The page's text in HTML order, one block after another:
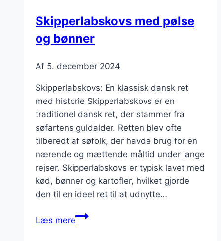
Skipperlabskovs med pølse
og bønner
Af 5. december 2024
Skipperlabskovs: En klassisk dansk ret
med historie Skipperlabskovs er en
traditionel dansk ret, der stammer fra
søfartens guldalder. Retten blev ofte
tilberedt af søfolk, der havde brug for en
nærende og mættende måltid under lange
rejser. Skipperlabskovs er typisk lavet med
kød, bønner og kartofler, hvilket gjorde
den til en ideel ret til at udnytte…
Læs mereSkipperlabskovs